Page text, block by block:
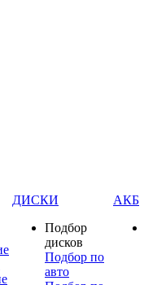
ДИСКИ
Подбор
дисков
Подбор по
авто
АКБ